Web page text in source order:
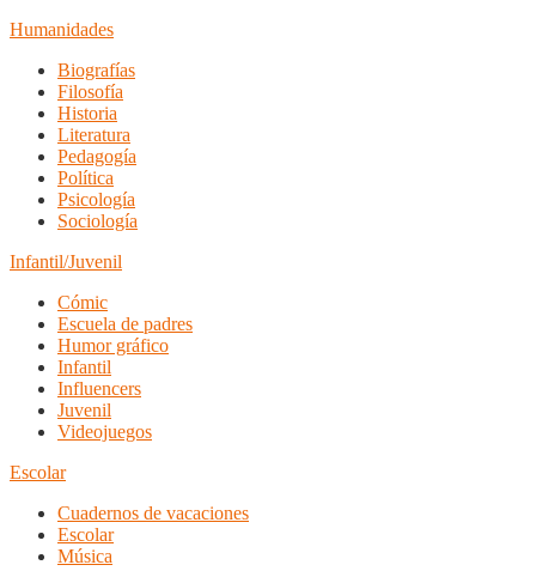
Humanidades
Biografías
Filosofía
Historia
Literatura
Pedagogía
Política
Psicología
Sociología
Infantil/Juvenil
Cómic
Escuela de padres
Humor gráfico
Infantil
Influencers
Juvenil
Videojuegos
Escolar
Cuadernos de vacaciones
Escolar
Música